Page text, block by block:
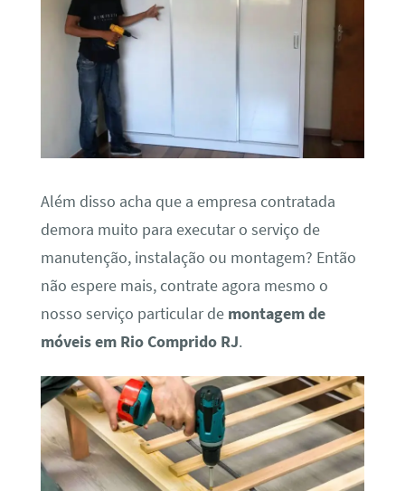
Além disso acha que a empresa contratada
demora muito para executar o serviço de
manutenção, instalação ou montagem? Então
não espere mais, contrate agora mesmo o
nosso serviço particular de montagem de
móveis em Rio Comprido RJ.